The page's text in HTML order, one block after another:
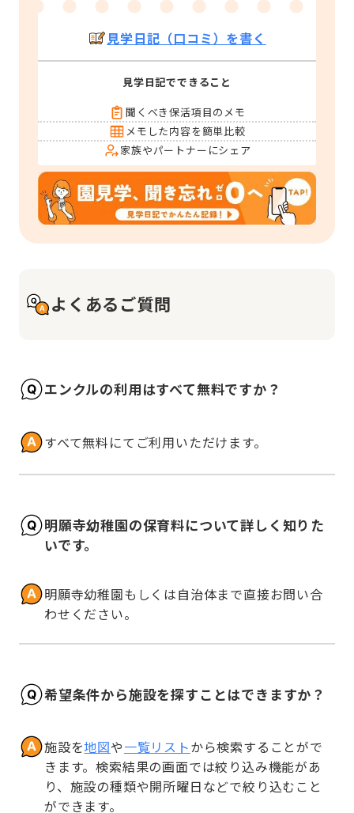
見学日記（口コミ）を書く
見学日記でできること
聞くべき保活項目のメモ
メモした内容を簡単比較
家族やパートナーにシェア
よくあるご質問
エンクルの利用はすべて無料ですか？
すべて無料にてご利用いただけます。
明願寺幼稚園の保育料について詳しく知りた
いです。
明願寺幼稚園もしくは自治体まで直接お問い合
わせください。
希望条件から施設を探すことはできますか？
施設を地図や一覧リストから検索することがで
きます。検索結果の画面では絞り込み機能があ
り、施設の種類や開所曜日などで絞り込むこと
ができます。